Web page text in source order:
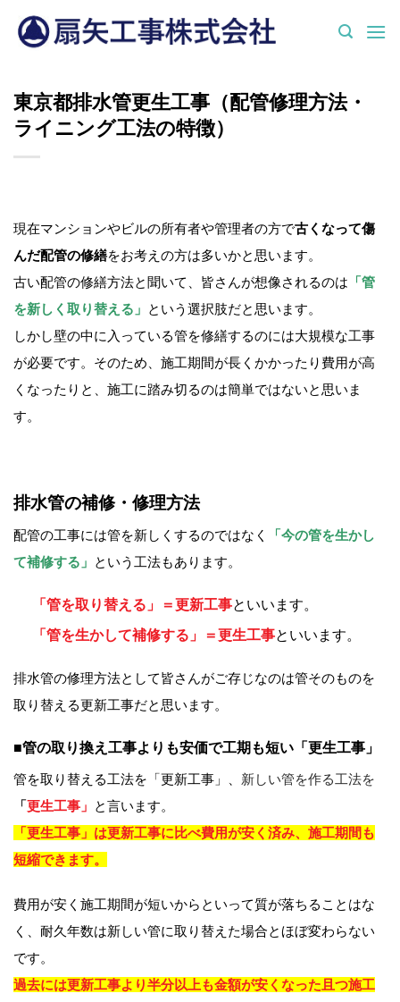
東京都排水管更生工事（配管修理方法・
ライニング工法の特徴）
現在マンションやビルの所有者や管理者の方で古くなって傷
んだ配管の修繕をお考えの方は多いかと思います。
古い配管の修繕方法と聞いて、皆さんが想像されるのは 「管
を新しく取り替える」 という選択肢だと思います。
しかし壁の中に入っている管を修繕するのには大規模な工事
が必要です。そのため、施工期間が長くかかったり費用が高
くなったりと、施工に踏み切るのは簡単ではないと思いま
す。
排水管の補修・修理方法
配管の工事には管を新しくするのではなく
「今の管を生かし
て補修する」 という工法もあります。
「管を取り替える」＝更新工事といいます。
「管を生かして補修する」＝更生工事といいます。
排水管の修理方法として皆さんがご存じなのは管そのものを
取り替える更新工事だと思います。
■管の取り換え工事よりも安価で工期も短い「更生工事」
管を取り替える工法を「更新工事」、 新しい管を作る工法を
「更生工事」 と言います。
「更生工事」は更新工事に比べ費用が安く済み、施工期間も
短縮できます。
費用が安く施工期間が短いからといって質が落ちることはな
く、耐久年数は新しい管に取り替えた場合とほぼ変わらない
です。
過去には更新工事より半分以上も金額が安くなった且つ施工